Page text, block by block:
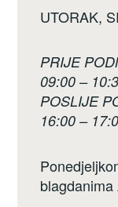
UTORAK,
PRIJE
09:00 –
POSLIJE
16:00 –